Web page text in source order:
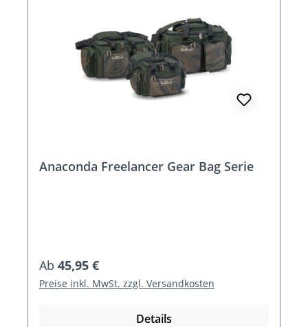
Anaconda Freelancer Gear Bag Serie
Regulärer Preis:
Ab 45,95 €
Preise inkl. MwSt. zzgl. Versandkosten
Details